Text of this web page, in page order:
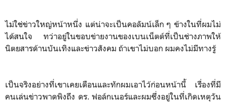
ไม่ใช่ข่าวใหญ่หน้าหนึ่ง แต่น่าจะเป็นคอลัมน์เล็ก ๆ ข้างในที่ผมไม่
ได้สนใจ ทว่าอยู่ในขอบข่ายงานของเบนเน็ตต์ที่เป็นช่างภาพให้
นิตยสารด้านบันเทิงและข่าวสังคม ถ้าเขาไม่บอก ผมคงไม่มีทางรู้
เป็นจริงอย่างที่เขาเคยเตือนและทักผมเอาไว้ก่อนหน้านี้ เรื่องที่มี
คนเล่นข่าวพาดพิงถึง ดร. ฟอล์กเนอร์และผมซึ่งอยู่ในที่เกิดเหตุวัน